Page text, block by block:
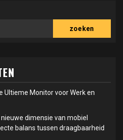
zoeken
Ultieme Monitor voor Werk en
dimensie van mobiel
balans tussen draagbaarheid